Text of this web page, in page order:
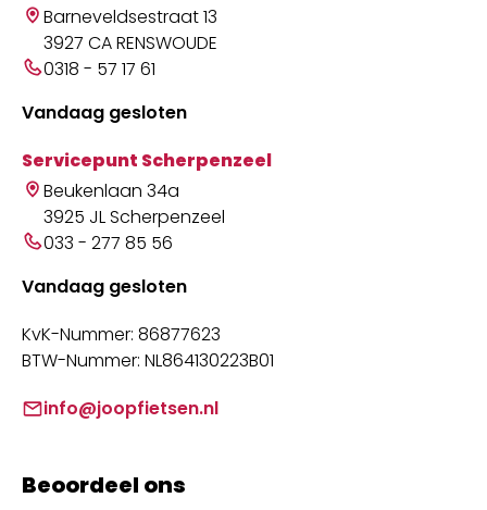
Barneveldsestraat 13
3927 CA RENSWOUDE
0318 - 57 17 61
Vandaag gesloten
Servicepunt Scherpenzeel
Beukenlaan 34a
3925 JL Scherpenzeel
033 - 277 85 56
Vandaag gesloten
KvK-Nummer: 86877623
BTW-Nummer: NL864130223B01
info@joopfietsen.nl
Beoordeel ons